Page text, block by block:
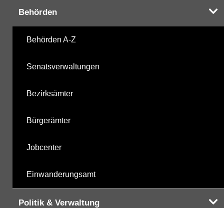
Behörden
Behörden A-Z
Senatsverwaltungen
Bezirksämter
Bürgerämter
Jobcenter
Einwanderungsamt
Politik & Verwaltung